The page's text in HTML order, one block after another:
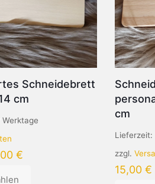
Schneidebrett
cm
Werktage
€
cm
Lieferzeit:
zzgl.
15,00 €